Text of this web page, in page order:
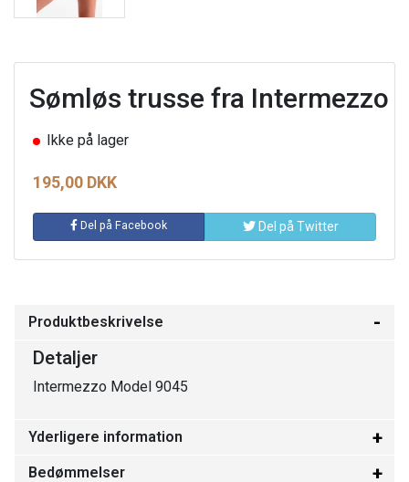
Sømløs trusse fra Intermezzo
Ikke på lager
195,00 DKK
Del på Facebook Del på Twitter
Produktbeskrivelse
Detaljer
Intermezzo Model 9045
Yderligere information
Bedømmelser